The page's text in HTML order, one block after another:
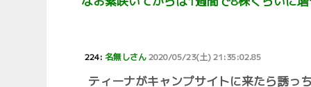
224:名無しさん2020/05/23(土) 21:35:02.85
ティーナがキャンプサイトに来たら誘っ